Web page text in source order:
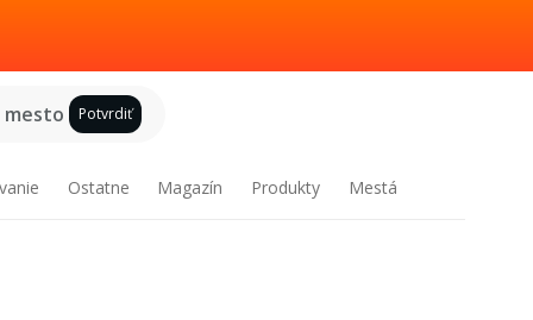
Potvrdiť
Ostatne Magazín Produkty Mestá